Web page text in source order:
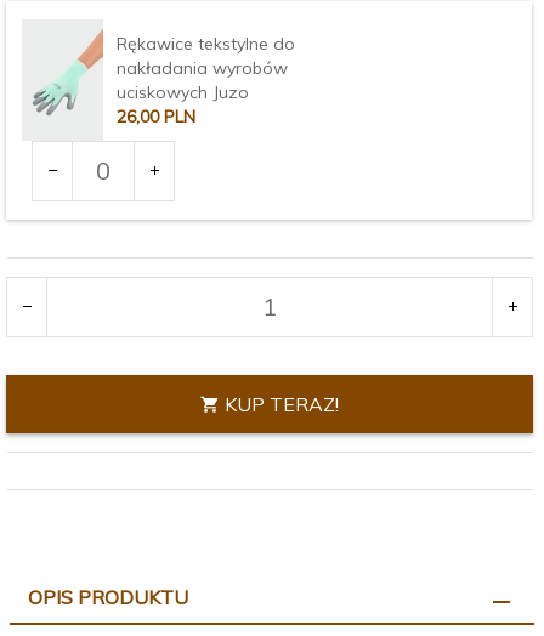
Rękawice tekstylne do
nakładania wyrobów
uciskowych Juzo
26,00 PLN
dla
produktu
3376
KUP TERAZ!
OPIS PRODUKTU